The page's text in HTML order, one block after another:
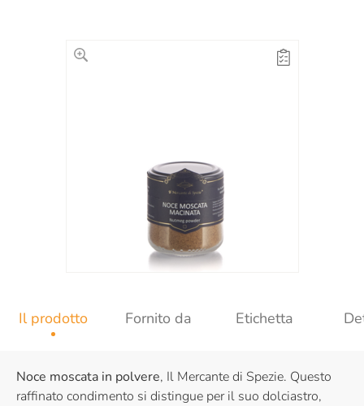
Il prodotto Fornito da Etichetta
Noce moscata in polvere, Il Mercante di Spezie. Questo
raffinato condimento si distingue per il suo dolciastro,